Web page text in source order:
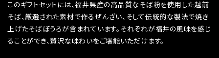
このギフトセットには、福井県産の高品質なそば粉を使用した越前
そば、厳選された素材で作るぜんざい、そして伝統的な製法で焼き
上げたそばぼうろが含まれています。それぞれが福井の風味を感じ
ることができ、贅沢な味わいをご堪能いただけます。